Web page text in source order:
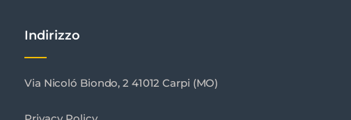
Indirizzo
Via Nicoló Biondo, 2 41012 Carpi (MO)